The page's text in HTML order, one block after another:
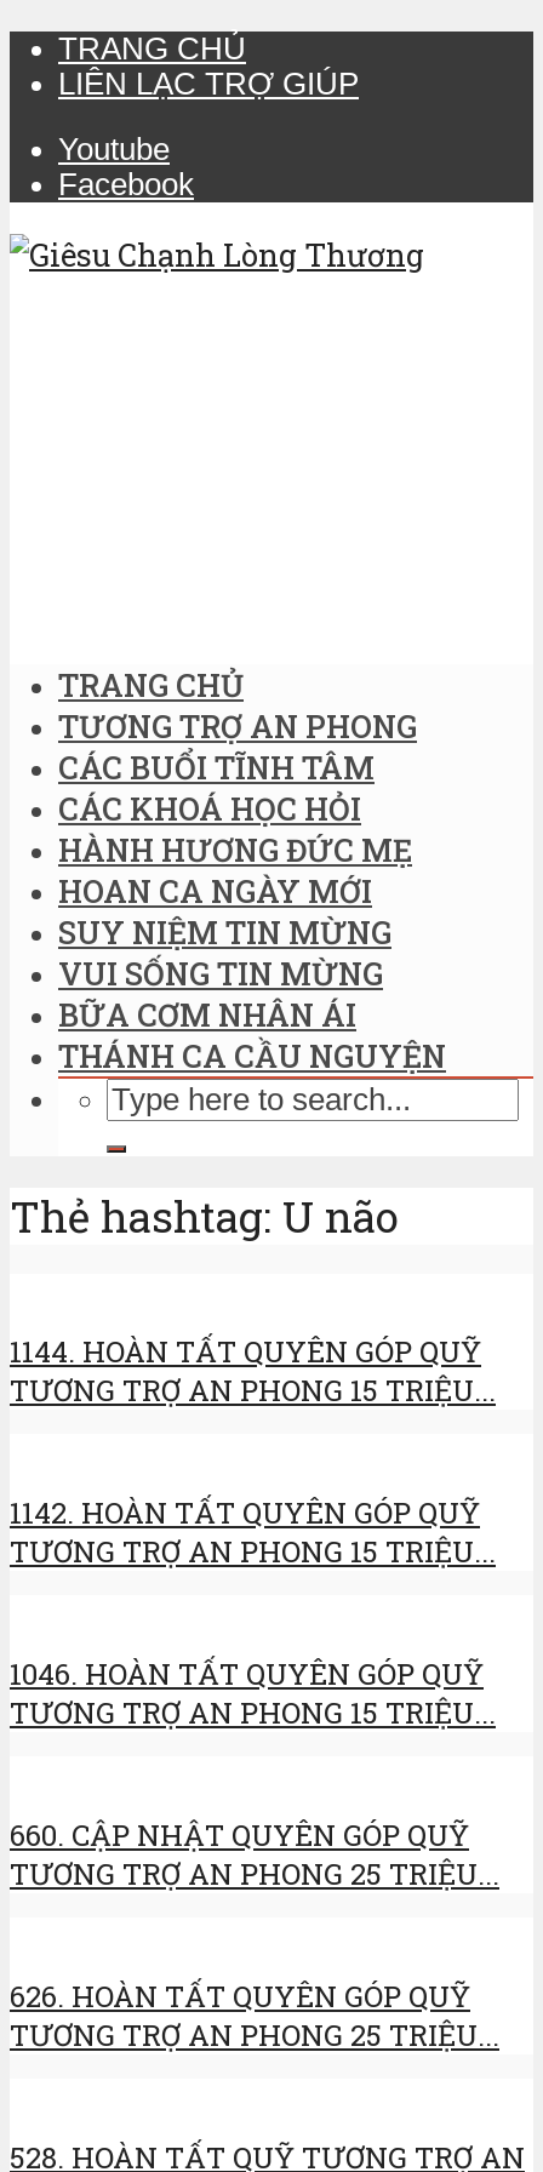
TRANG CHỦ
LIÊN LẠC TRỢ GIÚP
Youtube
Facebook
TRANG CHỦ
TƯƠNG TRỢ AN PHONG
CÁC BUỔI TĨNH TÂM
CÁC KHOÁ HỌC HỎI
HÀNH HƯƠNG ĐỨC MẸ
HOAN CA NGÀY MỚI
SUY NIỆM TIN MỪNG
VUI SỐNG TIN MỪNG
BỮA CƠM NHÂN ÁI
THÁNH CA CẦU NGUYỆN
Thẻ hashtag: U não
1144. HOÀN TẤT QUYÊN GÓP QUỸ
TƯƠNG TRỢ AN PHONG 15 TRIỆU...
1142. HOÀN TẤT QUYÊN GÓP QUỸ
TƯƠNG TRỢ AN PHONG 15 TRIỆU...
1046. HOÀN TẤT QUYÊN GÓP QUỸ
TƯƠNG TRỢ AN PHONG 15 TRIỆU...
660. CẬP NHẬT QUYÊN GÓP QUỸ
TƯƠNG TRỢ AN PHONG 25 TRIỆU...
626. HOÀN TẤT QUYÊN GÓP QUỸ
TƯƠNG TRỢ AN PHONG 25 TRIỆU...
528. HOÀN TẤT QUỸ TƯƠNG TRỢ AN